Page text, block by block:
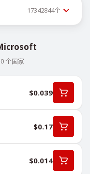
17342844个
个国家
$0.039
$0.17
$0.014